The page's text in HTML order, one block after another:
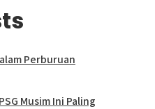
Perburuan
Musim Ini Paling